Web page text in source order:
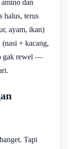
dan
halus, terus
ayam, ikan)
+ kacang,
gak rewel —
Tapi